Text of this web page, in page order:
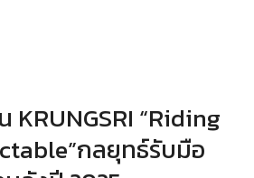
KRUNGSRI “Riding
กลยุทธ์รับมือ